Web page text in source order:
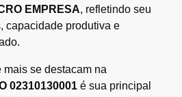
EMPRESA, refletindo seu
capacidade produtiva e
se destacam na
02310130001 é sua principal